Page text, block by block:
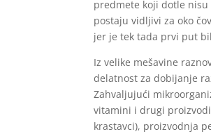
predmete koji dotle
postaju vidljivi za oko
jer je tek tada prvi put
Iz velike mešavine
delatnost za dobijanje
Zahvaljujući
vitamini i drugi
krastavci), proizvodnja